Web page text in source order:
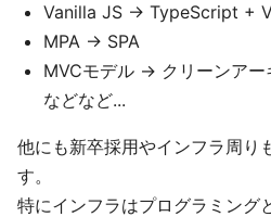
Vanilla JS → TypeScript +
MPA → SPA
MVCモデル → クリーンアー
などなど...
他にも新卒採用やインフラ周り
す。
特にインフラはプログラミング